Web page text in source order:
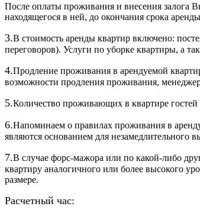
После оплаты проживания и внесения залога
находящегося в ней, до окончания срока
3.В стоимость аренды квартир включено:
переговоров). Услуги по уборке квартиры, а
4.Продление проживания в арендуемой
возможности продления проживания,
5.Количество проживающих в квартире гостей
6.Напоминаем о правилах проживания в
являются основанием для незамедлительного
7.В случае форс-мажора или по какой-либо
квартиру аналогичного или более высокого
размере.
Расчетный час: